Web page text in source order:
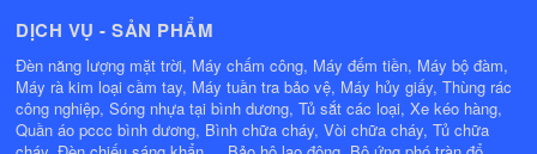
DỊCH VỤ - SẢN PHẨM
Đèn năng lượng mặt trời, Máy chấm công, Máy đếm tiền, Máy bộ đàm,
Máy rà kim loại cầm tay, Máy tuần tra bảo vệ, Máy hủy giấy, Thùng rác
công nghiệp, Sóng nhựa tại bình dương, Tủ sắt các loại, Xe kéo hàng,
Quần áo pccc bình dương, Bình chữa cháy, Vòi chữa cháy, Tủ chữa